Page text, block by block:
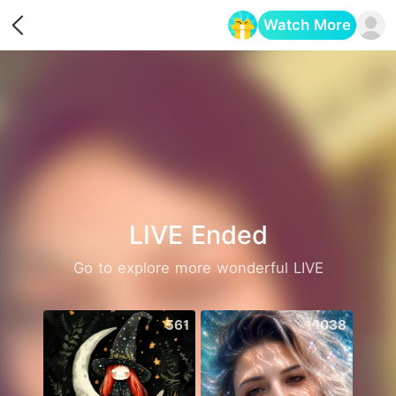
Watch More
LIVE Ended
Go to explore more wonderful LIVE
561 1038